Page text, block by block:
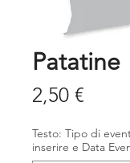
Patatine
2,50 €
Testo: Tipo di
inserire e Data